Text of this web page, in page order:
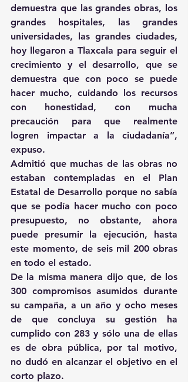
demuestra que las grandes obras, los
grandes hospitales, las grandes
universidades, las grandes ciudades,
hoy llegaron a Tlaxcala para seguir el
crecimiento y el desarrollo, que se
demuestra que con poco se puede
hacer mucho, cuidando los recursos
con honestidad, con mucha
precaución para que realmente
logren impactar a la ciudadanía”,
expuso.
Admitió que muchas de las obras no
estaban contempladas en el Plan
Estatal de Desarrollo porque no sabía
que se podía hacer mucho con poco
presupuesto, no obstante, ahora
puede presumir la ejecución, hasta
este momento, de seis mil 200 obras
en todo el estado.
De la misma manera dijo que, de los
300 compromisos asumidos durante
su campaña, a un año y ocho meses
de que concluya su gestión ha
cumplido con 283 y sólo una de ellas
es de obra pública, por tal motivo,
no dudó en alcanzar el objetivo en el
corto plazo.